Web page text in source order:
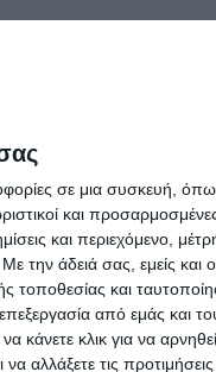
σε μια συσκευή,
και
και περιεχόμενο,
Με την άδειά σας, εμείς και
τοποθεσίας και
από εμάς και
κλικ για να
αλλάξετε τις
4 τμχ